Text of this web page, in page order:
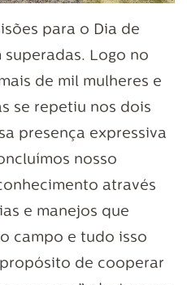
para o Dia de
Logo no
de mil mulheres e
se repetiu nos dois
presença expressiva
nosso
através
e manejos que
campo e tudo isso
de cooperar